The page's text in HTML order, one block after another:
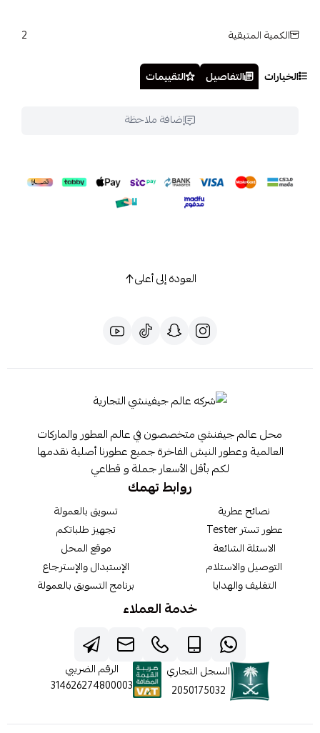
الكمية المتبقية 2
الخيارات التفاصيل التقييمات
إضافة ملاحظة
العودة إلى أعلى
محل عالم جيفنشي متخصصون في عالم العطور والماركات
العالمية وعطور النيش الفاخرة جميع عطورنا أصلية نقدمها
لكم بأقل الأسعار جملة و قطاعي
روابط تهمك
نصائح عطرية
عطور تستر Tester
الاسئلة الشائعة
التوصيل والاستلام
التغليف والهدايا
تسويق بالعمولة
تجهيز طلباتكم
موقع المحل
الإستبدال والإسترجاع
برنامج التسويق بالعمولة
خدمة العملاء
السجل التجاري
2050175032
الرقم الضريبي
314626274800003